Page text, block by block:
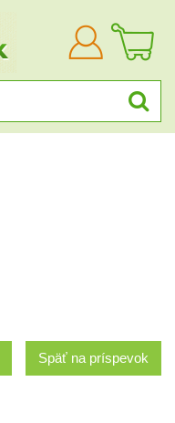
Prihlásiť
sa
Späť na príspevok